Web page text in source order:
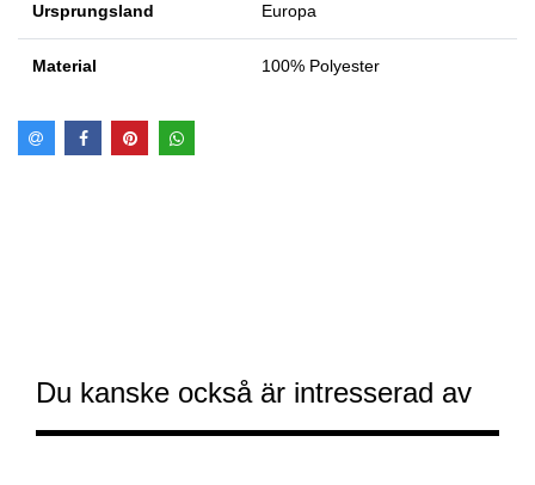
Ursprungsland Europa
Material 100% Polyester
Du kanske också är intresserad av